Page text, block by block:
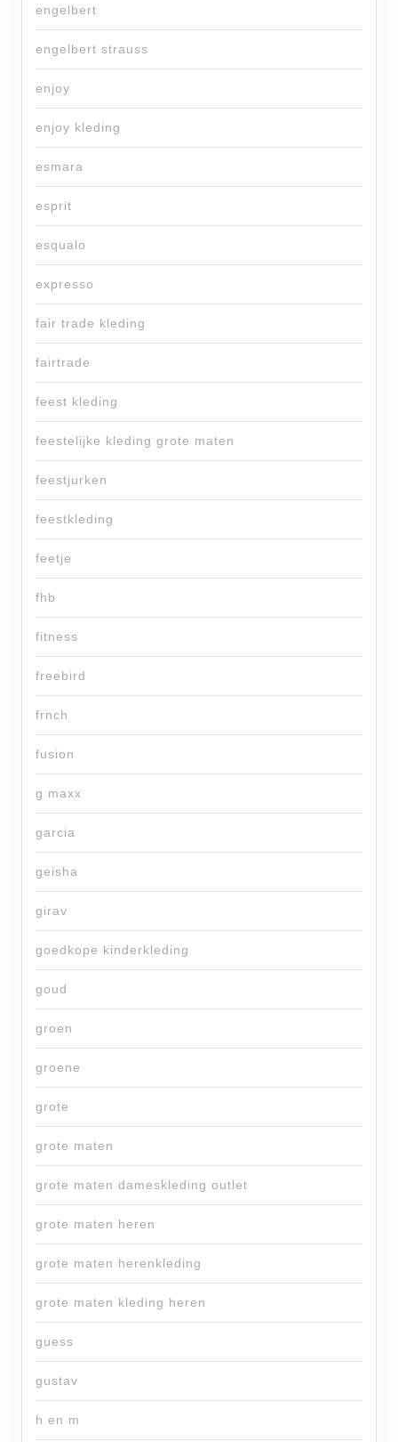
engelbert
engelbert strauss
enjoy
enjoy kleding
esmara
esprit
esqualo
expresso
fair trade kleding
fairtrade
feest kleding
feestelijke kleding grote maten
feestjurken
feestkleding
feetje
fhb
fitness
freebird
frnch
fusion
g maxx
garcia
geisha
girav
goedkope kinderkleding
goud
groen
groene
grote
grote maten
grote maten dameskleding outlet
grote maten heren
grote maten herenkleding
grote maten kleding heren
guess
gustav
h en m